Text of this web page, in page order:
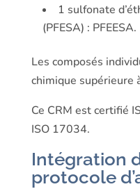
1 sulfonate
(PFESA) : PFEESA.
Les composés
chimique supérieure
Ce CRM est certifié
ISO 17034.
Intégration
protocole